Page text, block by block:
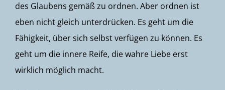
des Glaubens gemäß zu ordnen. Aber ordnen ist
eben nicht gleich unterdrücken. Es geht um die
Fähigkeit, über sich selbst verfügen zu können. Es
geht um die innere Reife, die wahre Liebe erst
wirklich möglich macht.